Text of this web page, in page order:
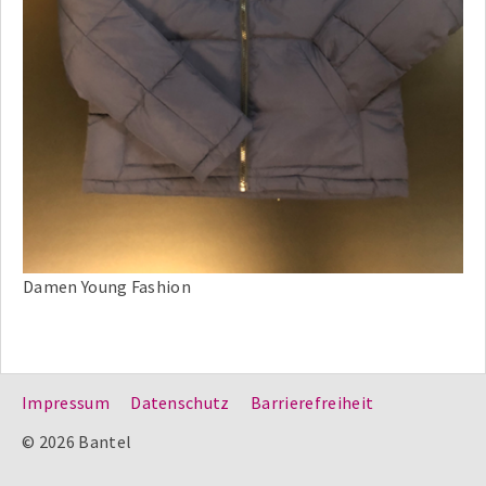
Damen Young Fashion
Impressum Datenschutz
Barrierefreiheit
© 2026 Bantel